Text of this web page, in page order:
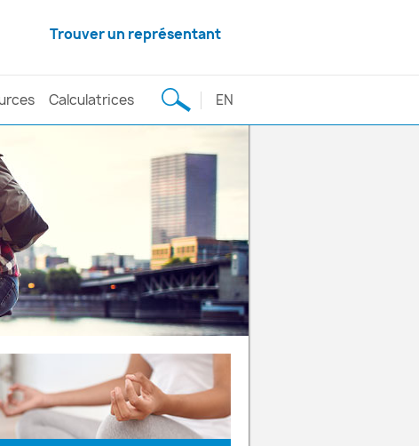
Trouver un représentant
Calculatrices EN